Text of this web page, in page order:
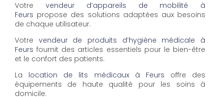
Votre vendeur d’appareils de mobilité à
Feurs propose des solutions adaptées aux besoins
de chaque utilisateur.
Votre vendeur de produits d’hygiène médicale à
Feurs fournit des articles essentiels pour le bien-être
et le confort des patients.
La location de lits médicaux à Feurs offre des
équipements de haute qualité pour les soins à
domicile.